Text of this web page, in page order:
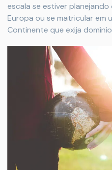
escala se estiver
Europa ou se matricular em
Continente que exija